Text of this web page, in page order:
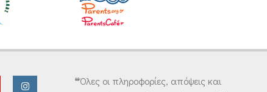
❝Όλες οι πληροφορίες, απόψεις και